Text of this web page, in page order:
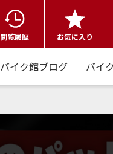
閲覧履歴 お気に入り
バイク館ブログ バイ